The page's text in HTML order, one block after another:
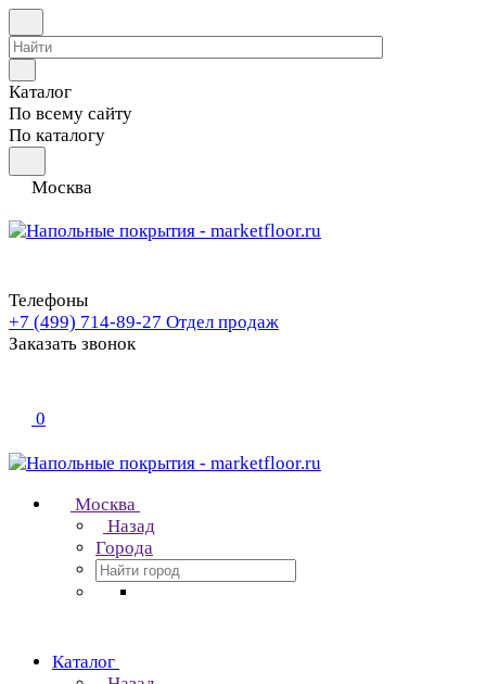
Каталог
По всему сайту
По каталогу
Москва
Телефоны
+7 (499) 714-89-27 Отдел продаж
Заказать звонок
0
Москва
Назад
Города
Каталог